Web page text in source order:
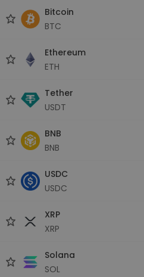
Bitcoin
BTC
Ethereum
ETH
Tether
USDT
BNB
BNB
USDC
USDC
XRP
XRP
Solana
SOL